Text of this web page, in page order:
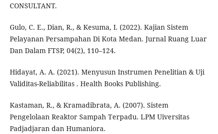
CONSULTANT.
Gulo, C. E., Dian, R., & Kesuma, I. (2022). Kajian Sistem
Pelayanan Persampahan Di Kota Medan. Jurnal Ruang Luar
Dan Dalam FTSP, 04(2), 110–124.
Hidayat, A. A. (2021). Menyusun Instrumen Penelitian & Uji
Validitas-Reliabilitas . Health Books Publishing.
Kastaman, R., & Kramadibrata, A. (2007). Sistem
Pengelolaan Reaktor Sampah Terpadu. LPM Uiversitas
Padjadjaran dan Humaniora.